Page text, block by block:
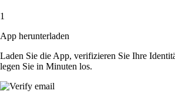
1
App herunterladen
Laden Sie die App, verifizieren Sie Ihre
legen Sie in Minuten los.